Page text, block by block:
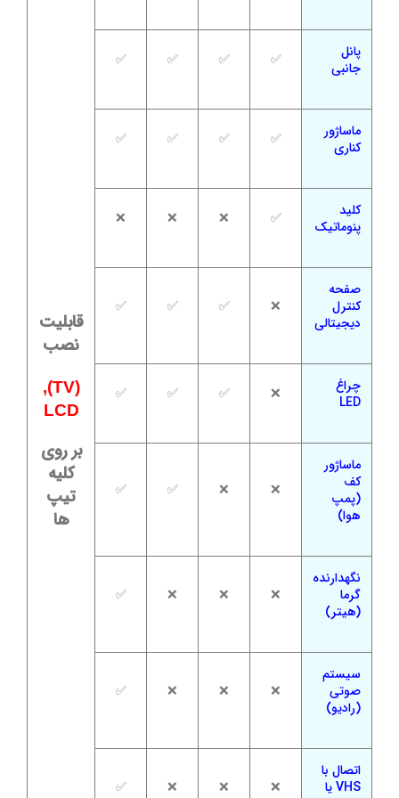
قابلیت
نصب
(TV),
LCD
بر روی
کلیه
تیپ
ها
پانل
جانبی
✅
✅
✅
✅
ماساژور
کناری
✅
✅
✅
✅
کلید
پنوماتیک
✅
❌
❌
❌
صفحه
کنترل
دیجیتالی
❌
✅
✅
✅
چراغ
LED
❌
✅
✅
✅
ماساژور
کف
(پمپ
هوا)
❌
❌
✅
✅
نگهدارنده
گرما
(هیتر)
❌
❌
❌
✅
سیستم
صوتی
(رادیو)
❌
❌
❌
✅
اتصال با
VHS یا
❌
❌
❌
✅